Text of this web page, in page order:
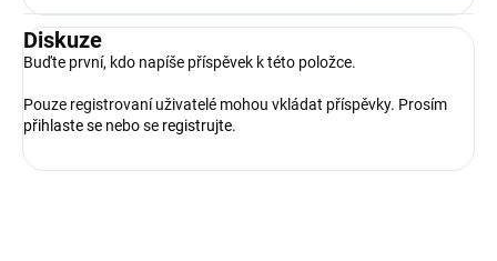
Diskuze
Buďte první, kdo napíše příspěvek k této položce.
Pouze registrovaní uživatelé mohou vkládat příspěvky. Prosím
přihlaste se nebo se registrujte.